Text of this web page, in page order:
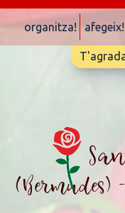
organitza! afegeix!
(Bermudes)